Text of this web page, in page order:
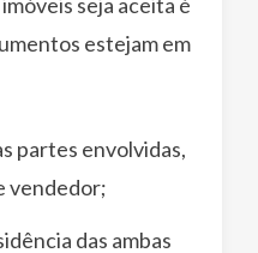
estejam em
partes envolvidas,
vendedor;
das ambas